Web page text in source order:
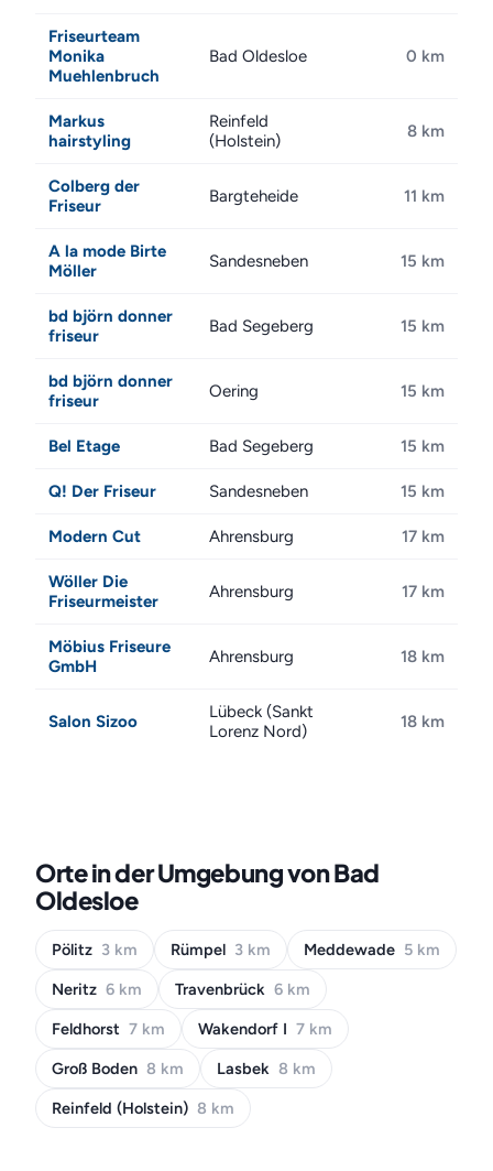
Friseurteam
Monika
Muehlenbruch
Bad Oldesloe 0 km
Markus
hairstyling
Reinfeld
(Holstein)
8 km
Colberg der
Friseur
Bargteheide 11 km
A la mode Birte
Möller
Sandesneben 15 km
bd björn donner
friseur
Bad Segeberg 15 km
bd björn donner
friseur
Oering 15 km
Bel Etage Bad Segeberg 15 km
Q! Der Friseur Sandesneben 15 km
Modern Cut Ahrensburg 17 km
Wöller Die
Friseurmeister
Ahrensburg 17 km
Möbius Friseure
GmbH
Ahrensburg 18 km
Salon Sizoo
Lübeck (Sankt
Lorenz Nord)
18 km
Orte in der Umgebung von Bad
Oldesloe
Pölitz 3 km Rümpel 3 km Meddewade 5 km
Neritz 6 km Travenbrück 6 km
Feldhorst 7 km Wakendorf I 7 km
Groß Boden 8 km Lasbek 8 km
Reinfeld (Holstein) 8 km